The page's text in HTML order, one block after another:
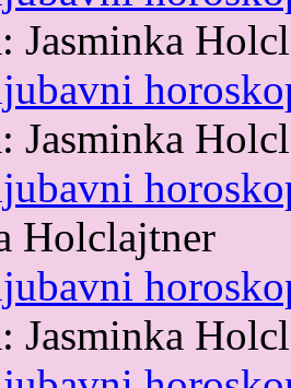
Jasminka
Jasminka
Holclajtner
Jasminka